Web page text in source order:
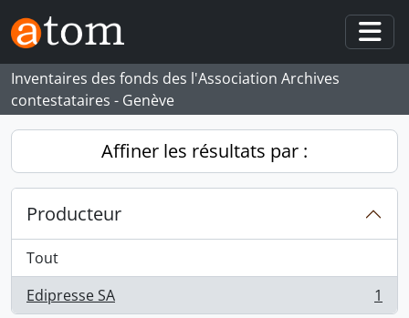
Skip to main content
Inventaires des fonds des l'Association Archives
contestataires - Genève
Affiner les résultats par :
Producteur
Tout
Edipresse SA
, 1 résultats 1